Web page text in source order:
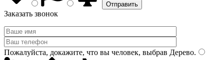
Заказать звонок
Пожалуйста, докажите, что вы человек, выбрав Дерево.